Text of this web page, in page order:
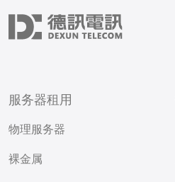
服务器租用
物理服务器
裸金属